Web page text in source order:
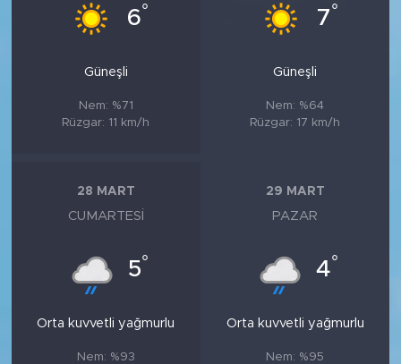
6°
Güneşli
Nem: %71
Rüzgar: 11 km/h
7°
Güneşli
Nem: %64
Rüzgar: 17 km/h
28 MART
CUMARTESI
5°
Orta kuvvetli yağmurlu
Nem: %93
29 MART
PAZAR
4°
Orta kuvvetli yağmurlu
Nem: %95